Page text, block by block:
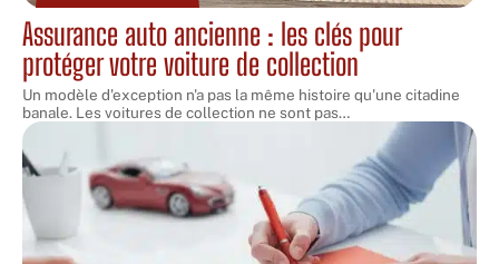
Assurance auto ancienne : les clés pour
protéger votre voiture de collection
Un modèle d'exception n'a pas la même histoire qu'une citadine
banale. Les voitures de collection ne sont pas…